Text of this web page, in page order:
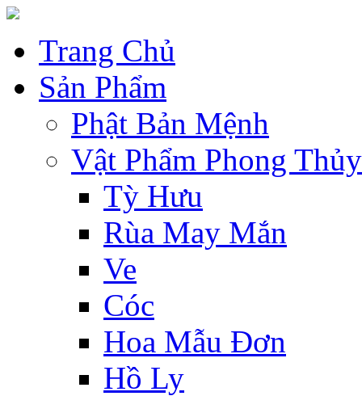
Trang Chủ
Sản Phẩm
Phật Bản Mệnh
Vật Phẩm Phong Thủy
Tỳ Hưu
Rùa May Mắn
Ve
Cóc
Hoa Mẫu Đơn
Hồ Ly